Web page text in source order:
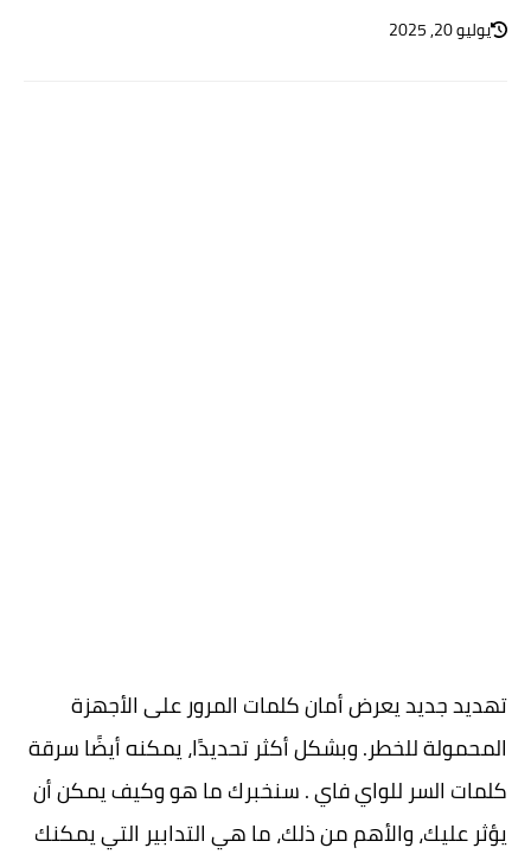
يوليو 20, 2025
تهديد جديد يعرض أمان كلمات المرور على الأجهزة
المحمولة للخطر. وبشكل أكثر تحديدًا، يمكنه أيضًا سرقة
كلمات السر للواي فاي . سنخبرك ما هو وكيف يمكن أن
يؤثر عليك، والأهم من ذلك، ما هي التدابير التي يمكنك